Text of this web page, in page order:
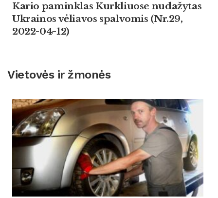
Kario paminklas Kurkliuose nudažytas
Ukrainos vėliavos spalvomis (Nr.29,
2022-04-12)
Vietovės ir žmonės